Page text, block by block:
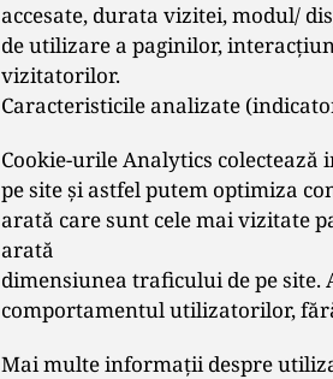
accesate, durata vizitei, modul/
de utilizare a paginilor,
vizitatorilor.
Caracteristicile analizate
Cookie-urile Analytics
pe site şi astfel putem optimiza
arată care sunt cele mai vizitate
arată
dimensiunea traficului de pe
comportamentul utilizatorilor,
Mai multe informații despre